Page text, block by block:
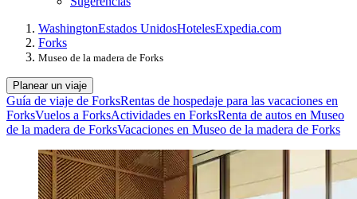
WashingtonEstados UnidosHotelesExpedia.com
Forks
Museo de la madera de Forks
Planear un viaje
Guía de viaje de ForksRentas de hospedaje para las vacaciones en
ForksVuelos a ForksActividades en ForksRenta de autos en Museo
de la madera de ForksVacaciones en Museo de la madera de Forks